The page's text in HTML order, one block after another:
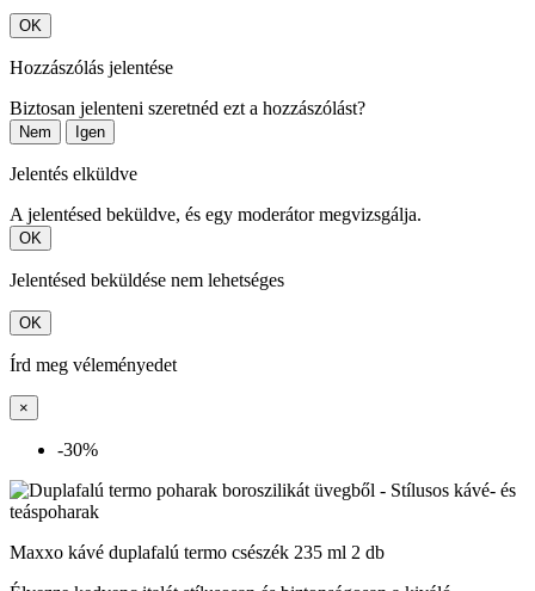
OK
Hozzászólás jelentése
Biztosan jelenteni szeretnéd ezt a hozzászólást?
Nem Igen
Jelentés elküldve
A jelentésed beküldve, és egy moderátor megvizsgálja.
OK
Jelentésed beküldése nem lehetséges
OK
Írd meg véleményedet
×
-30%
Maxxo kávé duplafalú termo csészék 235 ml 2 db